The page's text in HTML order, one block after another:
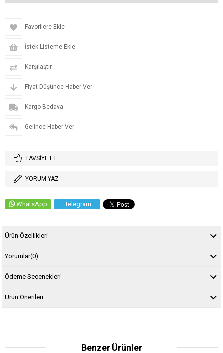
Favorilere Ekle
İstek Listeme Ekle
Karşılaştır
Fiyat Düşünce Haber Ver
Kargo Bedava
Gelince Haber Ver
TAVSIYE ET
YORUM YAZ
WhatsApp Telegram
Ürün Özellikleri
Yorumlar(0)
Ödeme Seçenekleri
Ürün Önerileri
Benzer Ürünler